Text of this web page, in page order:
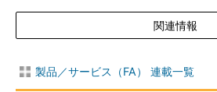
関連情報
製品／サービス（FA） 連載一覧